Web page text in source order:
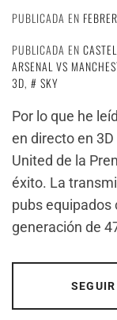
PUBLICADA EN
PUBLICADA EN
ARSENAL VS
3D,
SKY
Por lo que he
en directo en
United de la
éxito. La
pubs equipados
generación de